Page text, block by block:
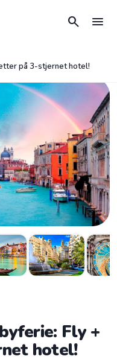
search menu
på 3-stjernet hotel!
Fly +
hotel!